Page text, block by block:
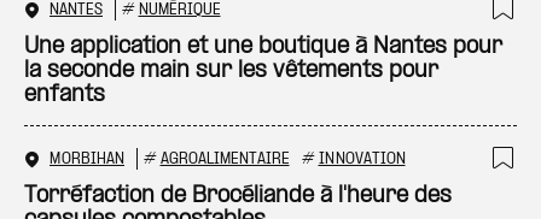
NANTES # NUMÉRIQUE
Une application et une boutique à Nantes pour
la seconde main sur les vêtements pour
enfants
MORBIHAN # AGROALIMENTAIRE # INNOVATION
Torréfaction de Brocéliande à l'heure des